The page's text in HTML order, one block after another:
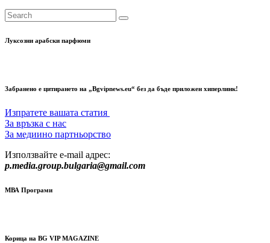
Луксозни арабски парфюми
Забранено е цитирането на „Bgvipnews.eu“ без да бъде приложен хиперлинк!
Изпратете вашата статия
За връзка с нас
За медиино партньорство
Използвайте e-mail адрес:
p.media.group.bulgaria@gmail.com
МВА Програми
Корица на BG VIP MAGAZINE